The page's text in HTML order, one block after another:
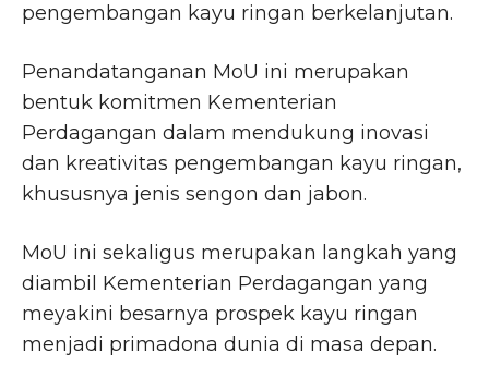
pengembangan kayu ringan berkelanjutan.
Penandatanganan MoU ini merupakan
bentuk komitmen Kementerian
Perdagangan dalam mendukung inovasi
dan kreativitas pengembangan kayu ringan,
khususnya jenis sengon dan jabon.
MoU ini sekaligus merupakan langkah yang
diambil Kementerian Perdagangan yang
meyakini besarnya prospek kayu ringan
menjadi primadona dunia di masa depan.